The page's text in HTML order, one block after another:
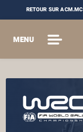
RETOUR SUR ACM.MC
MENU